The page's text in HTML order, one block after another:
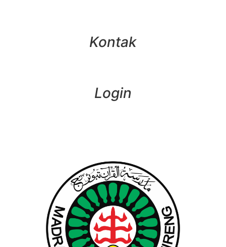
Kontak
Login